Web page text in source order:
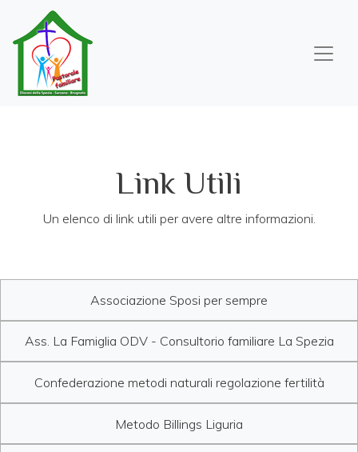
Link Utili
Un elenco di link utili per avere altre informazioni.
Associazione Sposi per sempre
Ass. La Famiglia ODV - Consultorio familiare La Spezia
Confederazione metodi naturali regolazione fertilità
Metodo Billings Liguria